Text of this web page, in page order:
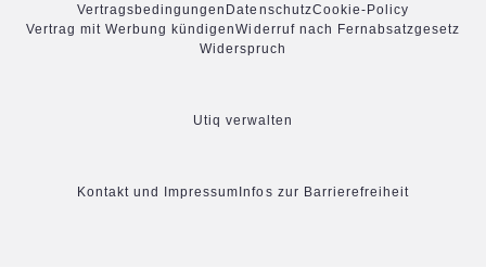
Vertragsbedingungen DatenschutzCookie-Policy
Vertrag mit Werbung kündigenWiderruf nach Fernabsatzgesetz
Widerspruch
Utiq verwalten
Kontakt und Impressum Infos zur Barrierefreiheit